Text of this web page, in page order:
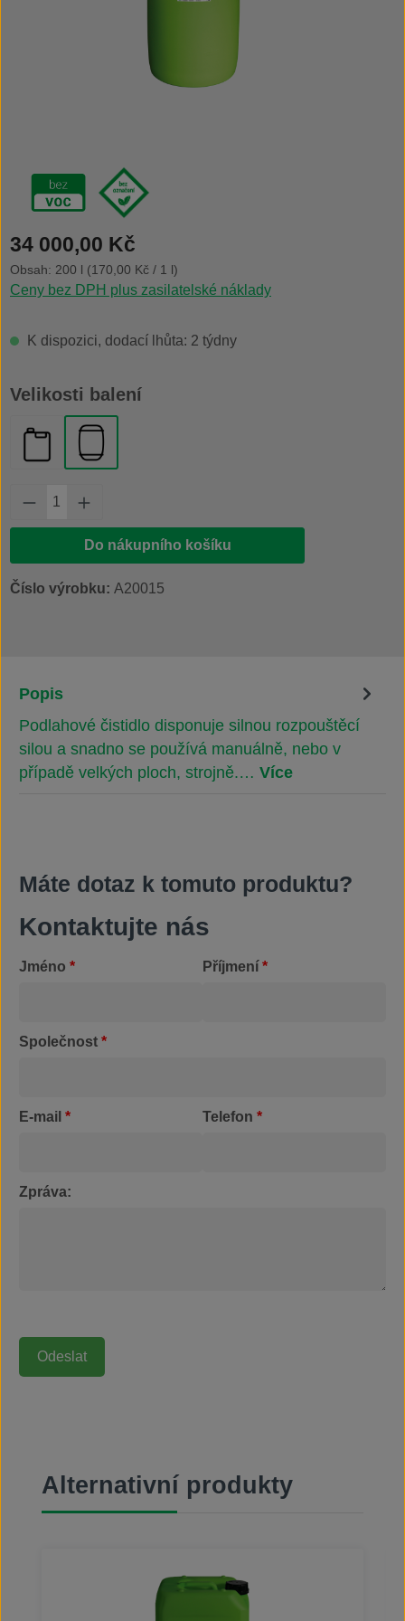
Běžná cena:
34 000,00 Kč
Obsah: 200 l (170,00 Kč / 1 l)
Ceny bez DPH plus zasilatelské náklady
K dispozici, dodací lhůta: 2 týdny
Vyberte
Velikosti balení
kanystr 20 lplastový sud 200 l
Množství produktu: Zadejte požadované
Do nákupního košíku
Číslo výrobku: A20015
Popis
Podlahové čistidlo disponuje silnou rozpouštěcí
silou a snadno se používá manuálně, nebo v
případě velkých ploch, strojně.… Více
Máte dotaz k tomuto produktu?
Kontaktujte nás
Jméno * Příjmení *
Společnost *
E-mail * Telefon *
Zpráva:
Přeskočit galerii produktů
Alternativní produkty